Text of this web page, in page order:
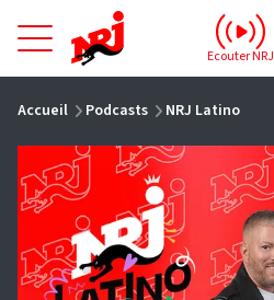
NRJ - Accueil
Ecouter NRJ
Accueil Podcasts NRJ Latino